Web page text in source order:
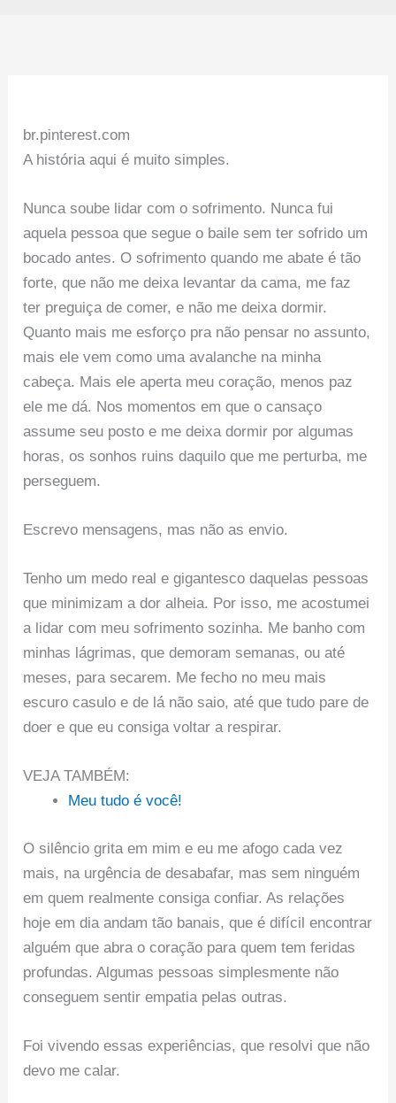
br.pinterest.com
A história aqui é muito simples.
Nunca soube lidar com o sofrimento. Nunca fui
aquela pessoa que segue o baile sem ter sofrido um
bocado antes. O sofrimento quando me abate é tão
forte, que não me deixa levantar da cama, me faz
ter preguiça de comer, e não me deixa dormir.
Quanto mais me esforço pra não pensar no assunto,
mais ele vem como uma avalanche na minha
cabeça. Mais ele aperta meu coração, menos paz
ele me dá. Nos momentos em que o cansaço
assume seu posto e me deixa dormir por algumas
horas, os sonhos ruins daquilo que me perturba, me
perseguem.
Escrevo mensagens, mas não as envio.
Tenho um medo real e gigantesco daquelas pessoas
que minimizam a dor alheia. Por isso, me acostumei
a lidar com meu sofrimento sozinha. Me banho com
minhas lágrimas, que demoram semanas, ou até
meses, para secarem. Me fecho no meu mais
escuro casulo e de lá não saio, até que tudo pare de
doer e que eu consiga voltar a respirar.
VEJA TAMBÉM:
Meu tudo é você!
O silêncio grita em mim e eu me afogo cada vez
mais, na urgência de desabafar, mas sem ninguém
em quem realmente consiga confiar. As relações
hoje em dia andam tão banais, que é difícil encontrar
alguém que abra o coração para quem tem feridas
profundas. Algumas pessoas simplesmente não
conseguem sentir empatia pelas outras.
Foi vivendo essas experiências, que resolvi que não
devo me calar.